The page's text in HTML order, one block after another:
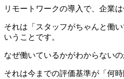
リモートワークの導入で、企業は
それは「スタッフがちゃんと働
いうことです。
なぜ働いているかがわからないの
それは今までの評価基準が「何